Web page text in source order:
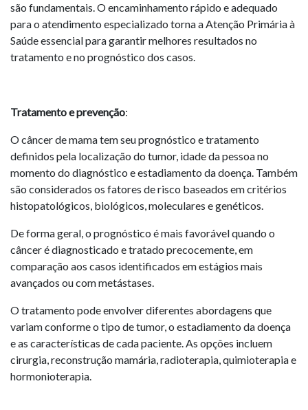
são fundamentais. O encaminhamento rápido e adequado
para o atendimento especializado torna a Atenção Primária à
Saúde essencial para garantir melhores resultados no
tratamento e no prognóstico dos casos.
Tratamento e prevenção:
O câncer de mama tem seu prognóstico e tratamento
definidos pela localização do tumor, idade da pessoa no
momento do diagnóstico e estadiamento da doença. Também
são considerados os fatores de risco baseados em critérios
histopatológicos, biológicos, moleculares e genéticos.
De forma geral, o prognóstico é mais favorável quando o
câncer é diagnosticado e tratado precocemente, em
comparação aos casos identificados em estágios mais
avançados ou com metástases.
O tratamento pode envolver diferentes abordagens que
variam conforme o tipo de tumor, o estadiamento da doença
e as características de cada paciente. As opções incluem
cirurgia, reconstrução mamária, radioterapia, quimioterapia e
hormonioterapia.